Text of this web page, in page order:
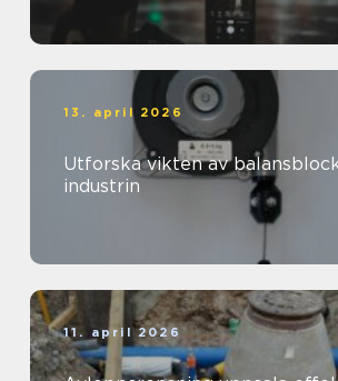
13. april 2026
Utforska vikten av
industrin
11. april 2026